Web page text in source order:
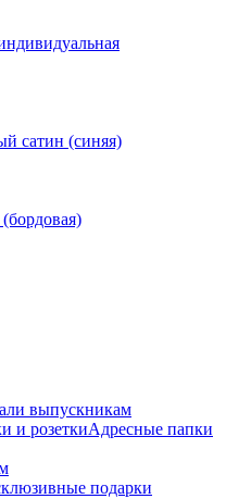
сатин (синяя)
выпускникам
и розеткиАдресные папки
подарки